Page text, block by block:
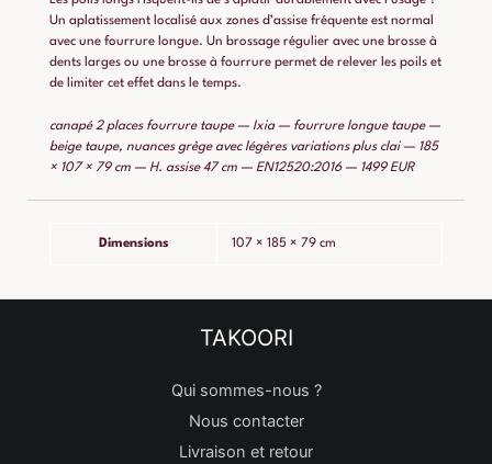
Un aplatissement localisé aux zones d’assise fréquente est normal
avec une fourrure longue. Un brossage régulier avec une brosse à
dents larges ou une brosse à fourrure permet de relever les poils et
de limiter cet effet dans le temps.
canapé 2 places fourrure taupe — Ixia — fourrure longue taupe —
beige taupe, nuances grège avec légères variations plus clai — 185
× 107 × 79 cm — H. assise 47 cm — EN12520:2016 — 1499 EUR
Dimensions 107 × 185 × 79 cm
TAKOORI
Qui sommes-nous ?
Nous contacter
Livraison et retour